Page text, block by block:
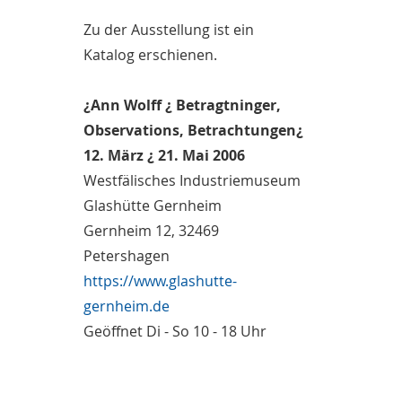
Zu der Ausstellung ist ein
Katalog erschienen.
¿Ann Wolff ¿ Betragtninger,
Observations, Betrachtungen¿
12. März ¿ 21. Mai 2006
Westfälisches Industriemuseum
Glashütte Gernheim
Gernheim 12, 32469
Petershagen
https://www.glashutte-
gernheim.de
Geöffnet Di - So 10 - 18 Uhr